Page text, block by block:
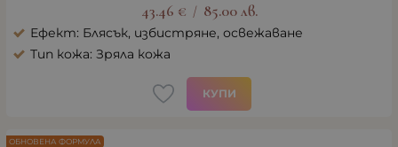
43.46 € / 85.00 лв.
Ефект: Блясък, избистряне, освежаване
Тип кожа: Зряла кожа
КУПИ
ОБНОВЕНА ФОРМУЛА